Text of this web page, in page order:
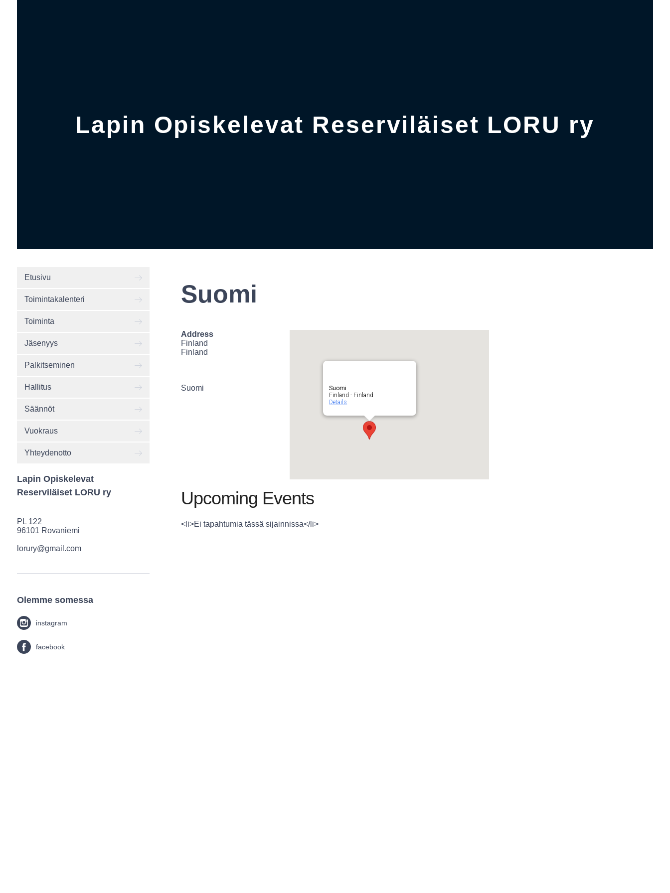
Lapin Opiskelevat Reserviläiset LORU ry
Etusivu
Toimintakalenteri
Toiminta
Jäsenyys
Palkitseminen
Hallitus
Säännöt
Vuokraus
Yhteydenotto
Lapin Opiskelevat
Reserviläiset LORU ry
PL 122
96101 Rovaniemi
lorury@gmail.com
Olemme somessa
instagram
facebook
Suomi
Suomi
Finland - Finland
Details
Address
Finland
Finland
Suomi
Upcoming Events
<li>Ei tapahtumia tässä sijainnissa</li>